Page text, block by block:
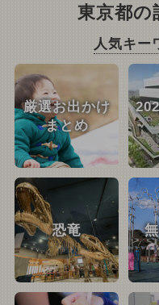
東京都の
人気キー
厳選お出かけ
まとめ
恐竜